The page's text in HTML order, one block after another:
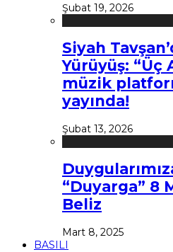
Şubat 19, 2026
Siyah
Yürüyüş: “Üç
müzik
yayında!
Şubat 13, 2026
“Duyarga” 8
Beliz
Mart 8, 2025
BASILI